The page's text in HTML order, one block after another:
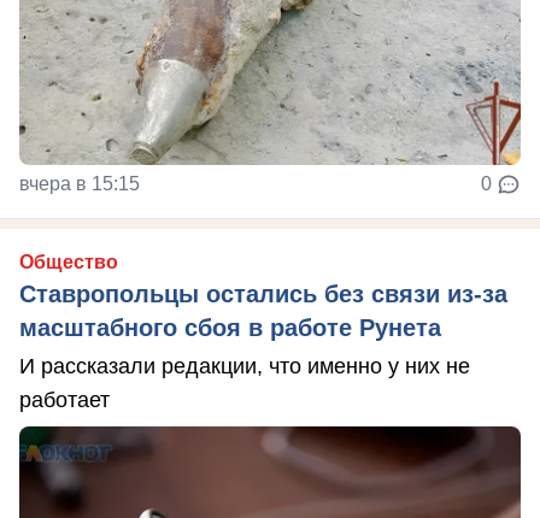
вчера в 15:15 0
Общество
Ставропольцы остались без связи из-за
масштабного сбоя в работе Рунета
И рассказали редакции, что именно у них не
работает